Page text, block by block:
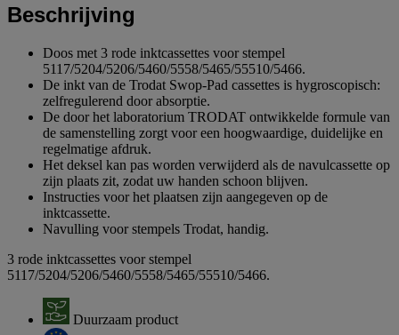
Beschrijving
Doos met 3 rode inktcassettes voor stempel
5117/5204/5206/5460/5558/5465/55510/5466.
De inkt van de Trodat Swop-Pad cassettes is hygroscopisch:
zelfregulerend door absorptie.
De door het laboratorium TRODAT ontwikkelde formule van
de samenstelling zorgt voor een hoogwaardige, duidelijke en
regelmatige afdruk.
Het deksel kan pas worden verwijderd als de navulcassette op
zijn plaats zit, zodat uw handen schoon blijven.
Instructies voor het plaatsen zijn aangegeven op de
inktcassette.
Navulling voor stempels Trodat, handig.
3 rode inktcassettes voor stempel
5117/5204/5206/5460/5558/5465/55510/5466.
Duurzaam product